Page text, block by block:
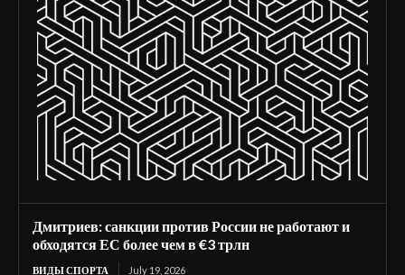
Дмитриев: санкции против России не работают и
обходятся ЕС более чем в €3 трлн
ВИДЫ СПОРТА July 19, 2026